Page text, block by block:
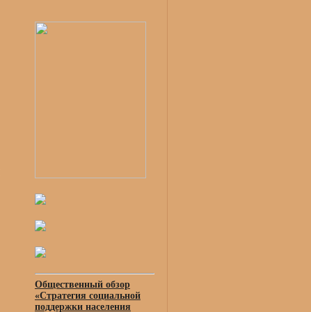
Общественный обзор
«Стратегия социальной
поддержки населения